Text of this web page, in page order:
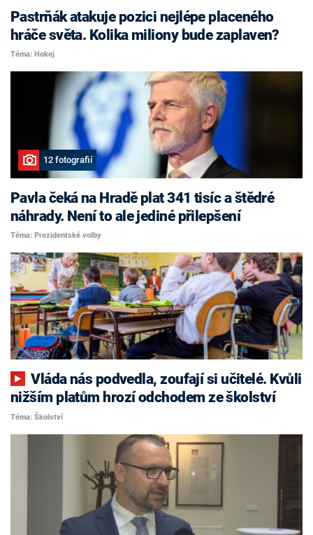
Pastrňák atakuje pozici nejlépe placeného
hráče světa. Kolika miliony bude zaplaven?
Téma: Hokej
12 fotografií
Pavla čeká na Hradě plat 341 tisíc a štědré
náhrady. Není to ale jediné přilepšení
Téma: Prezidentské volby
Vláda nás podvedla, zoufají si učitelé. Kvůli
nižším platům hrozí odchodem ze školství
Téma: Školství